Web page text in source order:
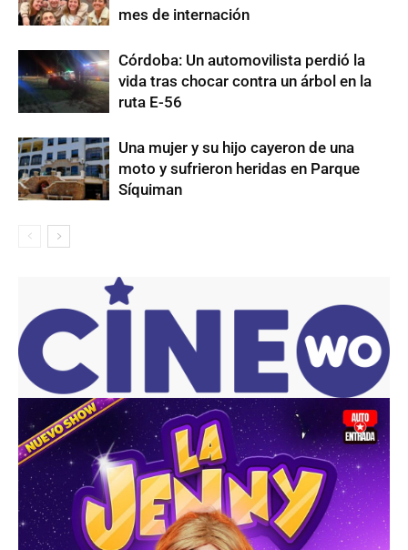
mes de internación
Córdoba: Un automovilista perdió la
vida tras chocar contra un árbol en la
ruta E-56
Una mujer y su hijo cayeron de una
moto y sufrieron heridas en Parque
Síquiman